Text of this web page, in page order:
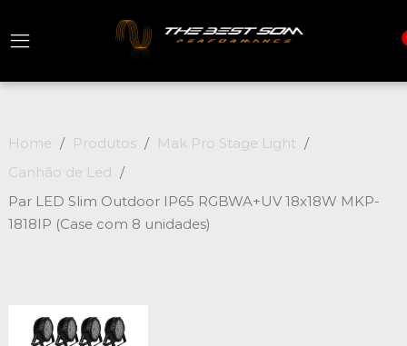
Home Produtos
Mak Pro Stage Light
Canhão de Led
Par LED Slim Outdoor IP65 RGBWA+UV 18x18W MKP-
1818IP (Case com 8 unidades)